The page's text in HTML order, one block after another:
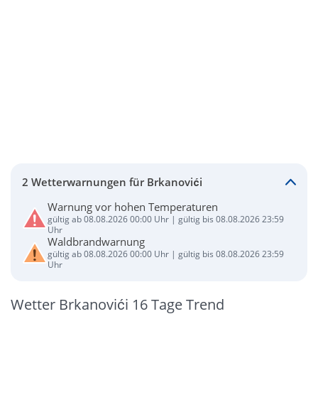
2 Wetterwarnungen für Brkanovići
Warnung vor hohen Temperaturen
gültig ab 08.08.2026 00:00 Uhr | gültig bis 08.08.2026 23:59
Uhr
Waldbrandwarnung
gültig ab 08.08.2026 00:00 Uhr | gültig bis 08.08.2026 23:59
Uhr
Wetter Brkanovići 16 Tage Trend